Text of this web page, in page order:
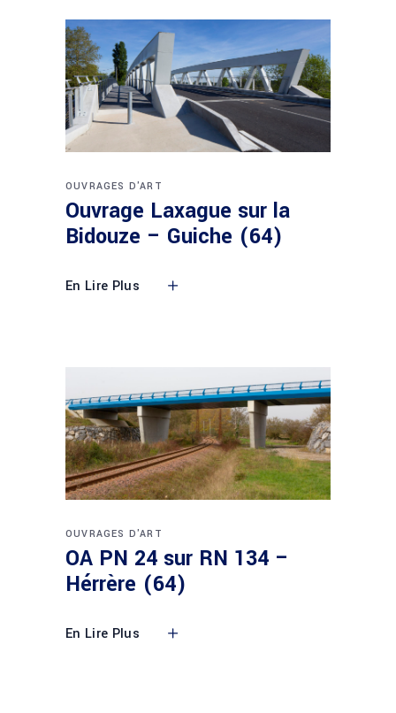
OUVRAGES D'ART
Ouvrage Laxague sur la
Bidouze – Guiche (64)
En Lire Plus
OUVRAGES D'ART
OA PN 24 sur RN 134 –
Hérrère (64)
En Lire Plus